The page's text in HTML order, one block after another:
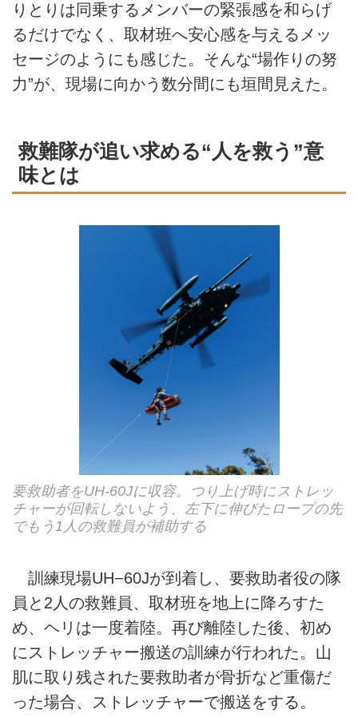
りとりは同乗するメンバーの緊張感を和らげ
るだけでなく、取材班へ安心感を与えるメッ
セージのようにも感じた。そんな“場作りの努
力”が、現場に向かう数分間にも垣間見えた。
救難隊が追い求める“人を救う”意
味とは
要救助者をUH-60Jに収容。つり上げ時にストレッ
チャーが回転しないよう、左下に伸びたロープの先
でもう1人の救難員が補助する
訓練現場UH−60Jが到着し、要救助者役の隊
員と2人の救難員、取材班を地上に降ろすた
め、ヘリは一度着陸。再び離陸した後、初め
にストレッチャー搬送の訓練が行われた。山
肌に取り残された要救助者が骨折など重傷だ
った場合、ストレッチャーで搬送をする。